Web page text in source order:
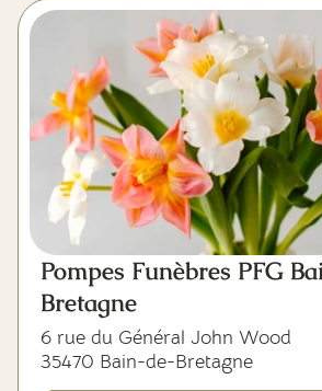
Pompes Funèbres PFG
Bretagne
6 rue du Général John Wood
35470 Bain-de-Bretagne